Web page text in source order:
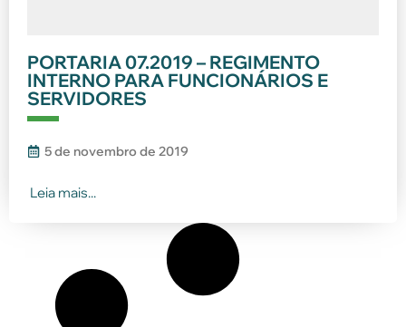
PORTARIA 07.2019 – REGIMENTO
INTERNO PARA FUNCIONÁRIOS E
SERVIDORES
5 de novembro de 2019
Leia mais...